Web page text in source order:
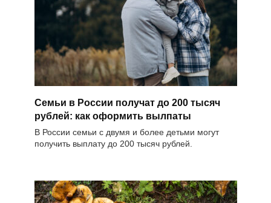
Семьи в России получат до 200 тысяч
рублей: как оформить вылпаты
В России семьи с двумя и более детьми могут
получить выплату до 200 тысяч рублей.